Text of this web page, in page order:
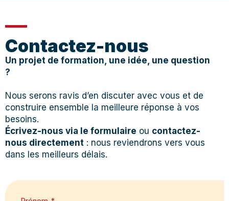
Contactez-nous
Un projet de formation, une idée, une question
?
Nous serons ravis d’en discuter avec vous et de
construire ensemble la meilleure réponse à vos
besoins.
Écrivez-nous via le formulaire ou contactez-
nous directement : nous reviendrons vers vous
dans les meilleurs délais.